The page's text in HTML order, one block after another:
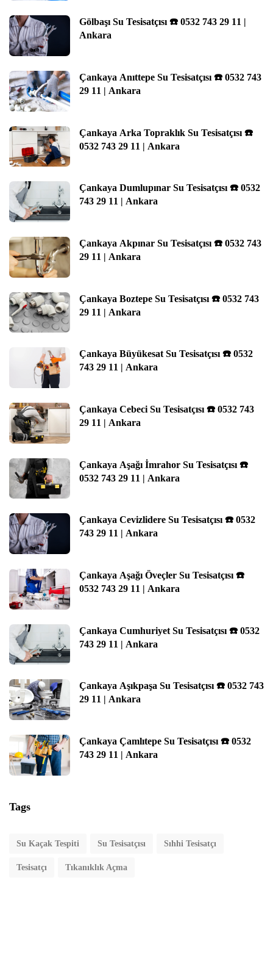
Gölbaşı Su Tesisatçısı ☎️ 0532 743 29 11 |
Ankara
Çankaya Anıttepe Su Tesisatçısı ☎️ 0532 743
29 11 | Ankara
Çankaya Arka Topraklık Su Tesisatçısı ☎️
0532 743 29 11 | Ankara
Çankaya Dumlupınar Su Tesisatçısı ☎️ 0532
743 29 11 | Ankara
Çankaya Akpınar Su Tesisatçısı ☎️ 0532 743
29 11 | Ankara
Çankaya Boztepe Su Tesisatçısı ☎️ 0532 743
29 11 | Ankara
Çankaya Büyükesat Su Tesisatçısı ☎️ 0532
743 29 11 | Ankara
Çankaya Cebeci Su Tesisatçısı ☎️ 0532 743
29 11 | Ankara
Çankaya Aşağı İmrahor Su Tesisatçısı ☎️
0532 743 29 11 | Ankara
Çankaya Cevizlidere Su Tesisatçısı ☎️ 0532
743 29 11 | Ankara
Çankaya Aşağı Öveçler Su Tesisatçısı ☎️
0532 743 29 11 | Ankara
Çankaya Cumhuriyet Su Tesisatçısı ☎️ 0532
743 29 11 | Ankara
Çankaya Aşıkpaşa Su Tesisatçısı ☎️ 0532 743
29 11 | Ankara
Çankaya Çamlıtepe Su Tesisatçısı ☎️ 0532
743 29 11 | Ankara
Tags
Su Kaçak Tespiti Su Tesisatçısı Sıhhi Tesisatçı
Tesisatçı Tıkanıklık Açma